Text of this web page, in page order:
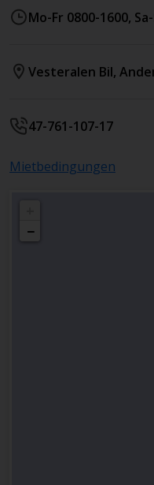
Mo-Fr 0800-1600,
Vesteralen Bil,
47-761-107-17
Mietbedingungen
−